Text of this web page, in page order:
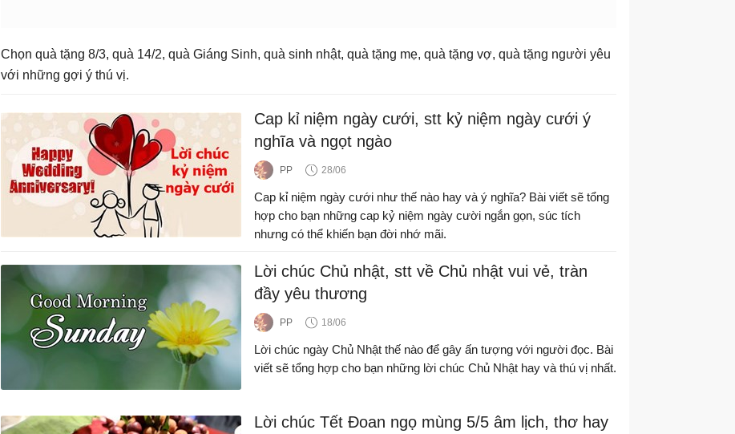
Chọn quà tặng 8/3, quà 14/2, quà Giáng Sinh, quà sinh nhật, quà tặng mẹ, quà tặng vợ, quà tặng người yêu
với những gợi ý thú vị.
Cap kỉ niệm ngày cưới, stt kỷ niệm ngày cưới ý
nghĩa và ngọt ngào
PP 28/06
Cap kỉ niệm ngày cưới như thế nào hay và ý nghĩa? Bài viết sẽ tổng
hợp cho bạn những cap kỷ niệm ngày cười ngắn gọn, súc tích
nhưng có thể khiến bạn đời nhớ mãi.
Lời chúc Chủ nhật, stt về Chủ nhật vui vẻ, tràn
đầy yêu thương
PP 18/06
Lời chúc ngày Chủ Nhật thế nào để gây ấn tượng với người đọc. Bài
viết sẽ tổng hợp cho bạn những lời chúc Chủ Nhật hay và thú vị nhất.
Lời chúc Tết Đoan ngọ mùng 5/5 âm lịch, thơ hay